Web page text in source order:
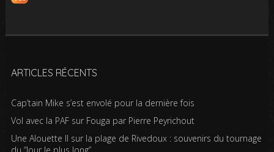
ARTICLES RÉCENTS
Cap’tain Mike s’est envolé pour la dernière fois
Vol avec la PAF sur Fouga par Pierre Peyrichout
Une Alouette II sur la plage de Rivedoux : souvenirs du tournage